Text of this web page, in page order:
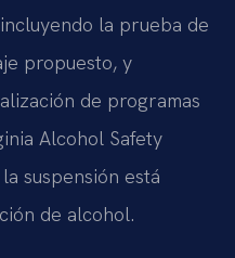
la prueba de
propuesto, y
de programas
Alcohol Safety
suspensión está
de alcohol.